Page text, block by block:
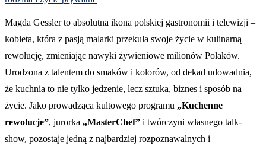
Magda Gessler to absolutna ikona polskiej gastronomii i telewizji –
kobieta, która z pasją malarki przekuła swoje życie w kulinarną
rewolucję, zmieniając nawyki żywieniowe milionów Polaków.
Urodzona z talentem do smaków i kolorów, od dekad udowadnia,
że kuchnia to nie tylko jedzenie, lecz sztuka, biznes i sposób na
życie. Jako prowadząca kultowego programu „Kuchenne
rewolucje”, jurorka „MasterChef” i twórczyni własnego talk-
show, pozostaje jedną z najbardziej rozpoznawalnych i